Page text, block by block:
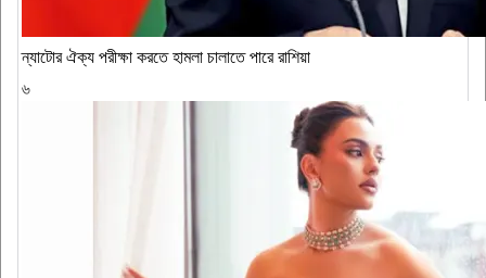
ন্যাটোর ঐক্য পরীক্ষা করতে হামলা চালাতে পারে রাশিয়া
৬